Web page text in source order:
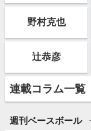
野村克也
辻恭彦
連載コラム一覧
週刊ベースボール